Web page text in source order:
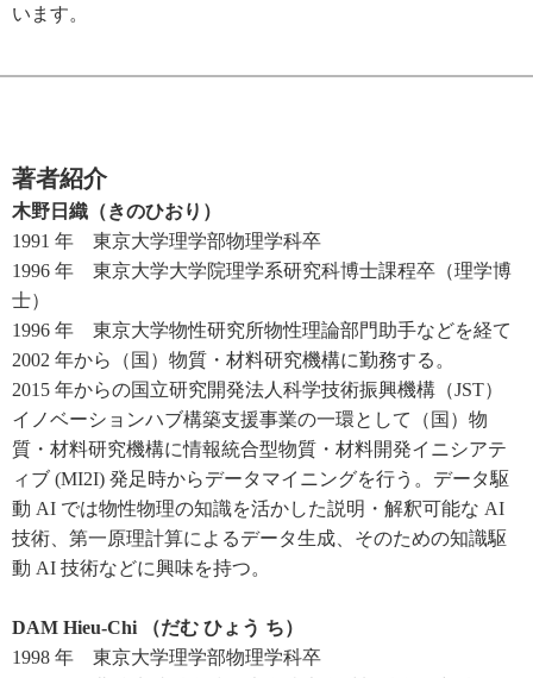
います。
著者紹介
木野日織（きのひおり）
1991 年 東京大学理学部物理学科卒
1996 年 東京大学大学院理学系研究科博士課程卒（理学博
士）
1996 年 東京大学物性研究所物性理論部門助手などを経て
2002 年から（国）物質・材料研究機構に勤務する。
2015 年からの国立研究開発法人科学技術振興機構（JST）
イノベーションハブ構築支援事業の一環として（国）物
質・材料研究機構に情報統合型物質・材料開発イニシアテ
ィブ (MI2I) 発足時からデータマイニングを行う。データ駆
動 AI では物性物理の知識を活かした説明・解釈可能な AI
技術、第一原理計算によるデータ生成、そのための知識駆
動 AI 技術などに興味を持つ。
DAM Hieu-Chi （だむ ひょう ち）
1998 年 東京大学理学部物理学科卒